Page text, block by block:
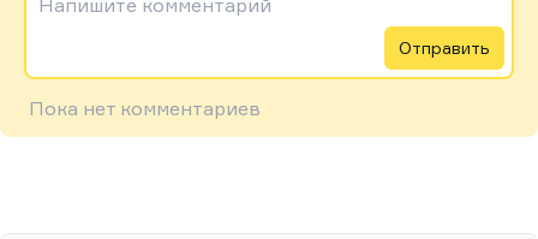
Напишите комментарий
Отправить
Пока нет комментариев